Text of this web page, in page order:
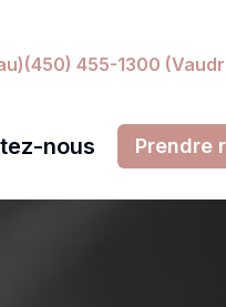
(450) 455-1300
nous Prendre